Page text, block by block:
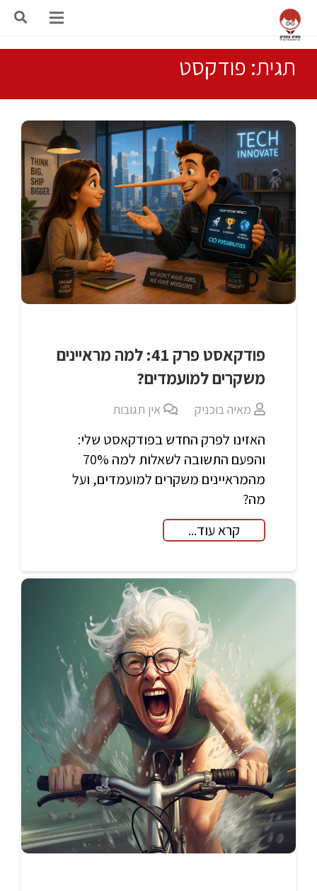
תגית: פודקסט
פודקאסט פרק 41: למה מראיינים
משקרים למועמדים?
מאיה בוכניק אין תגובות
האזינו לפרק החדש בפודקאסט שלי:
והפעם התשובה לשאלות למה 70%
מהמראיינים משקרים למועמדים, ועל
מה?
קרא עוד...